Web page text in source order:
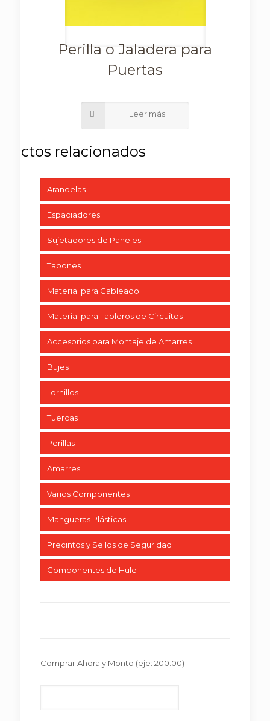
Perilla o Jaladera para
Puertas
Arandelas
Espaciadores
Sujetadores de Paneles
Tapones
Material para Cableado
Material para Tableros de Circuitos
Accesorios para Montaje de Amarres
Bujes
Tornillos
Tuercas
Perillas
Amarres
Varios Componentes
Mangueras Plásticas
Precintos y Sellos de Seguridad
Componentes de Hule
Comprar Ahora y Monto (eje: 200.00)